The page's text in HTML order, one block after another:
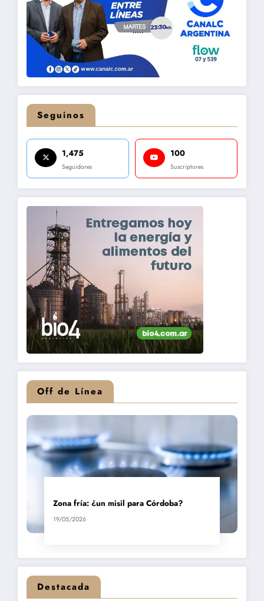
Seguinos
1,475
Seguidores
100
Suscriptores
Off de Línea
Zona fría: ¿un misil para Córdoba?
19/05/2026
Destacada